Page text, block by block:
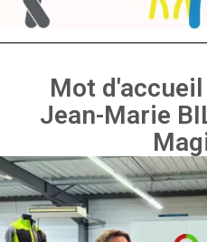
Mot
Jean-Marie